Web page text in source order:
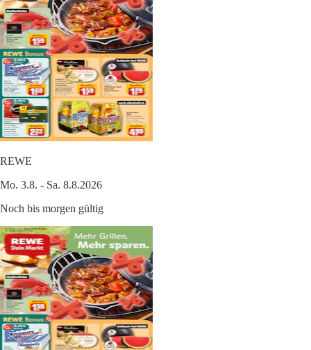
REWE
Mo. 3.8. - Sa. 8.8.2026
Noch bis morgen gültig